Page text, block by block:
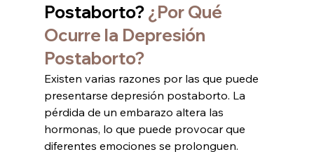
Postaborto? ¿Por Qué
Ocurre la Depresión
Postaborto?
Existen varias razones por las que puede
presentarse depresión postaborto. La
pérdida de un embarazo altera las
hormonas, lo que puede provocar que
diferentes emociones se prolonguen.